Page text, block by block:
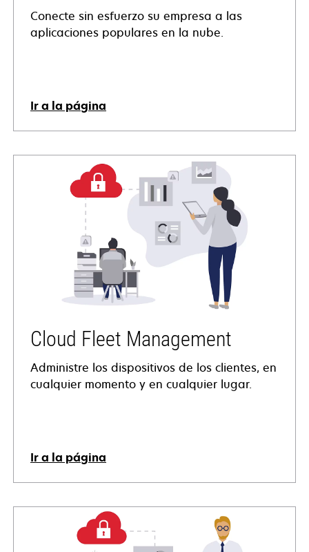
Conecte sin esfuerzo su empresa a las
aplicaciones populares en la nube.
Ir a la página
Cloud Fleet Management
Administre los dispositivos de los clientes, en
cualquier momento y en cualquier lugar.
Ir a la página